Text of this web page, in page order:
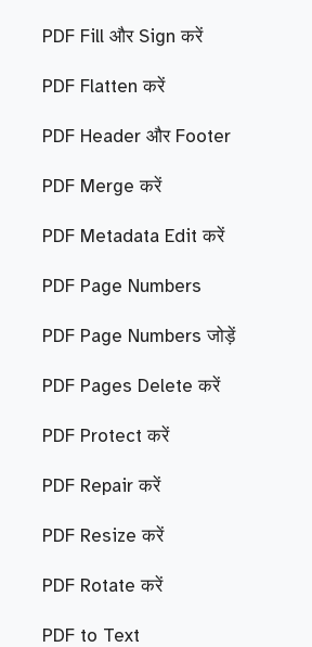
PDF Fill और Sign करें
PDF Flatten करें
PDF Header और Footer
PDF Merge करें
PDF Metadata Edit करें
PDF Page Numbers
PDF Page Numbers जोड़ें
PDF Pages Delete करें
PDF Protect करें
PDF Repair करें
PDF Resize करें
PDF Rotate करें
PDF to Text